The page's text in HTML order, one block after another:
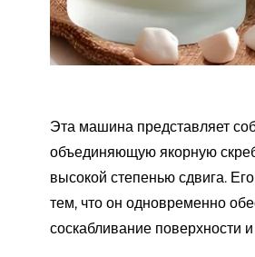
Эта машина представляет
объединяющую якорную
высокой степенью сдвига.
тем, что он одновременно
соскабливание поверхности